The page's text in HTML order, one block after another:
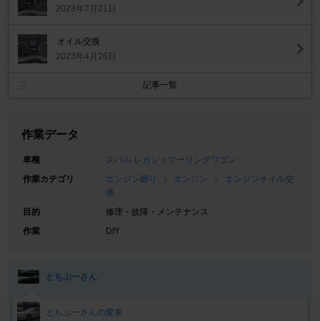
2023年7月21日
オイル交換
2023年4月26日
記事一覧
作業データ
車種
スバル レガシィツーリングワゴン
作業カテゴリ
エンジン廻り エンジン
エンジンオイル交
換
目的
修理・故障・メンテナンス
作業
DIY
とちぷーさん
とちぷーさんの愛車